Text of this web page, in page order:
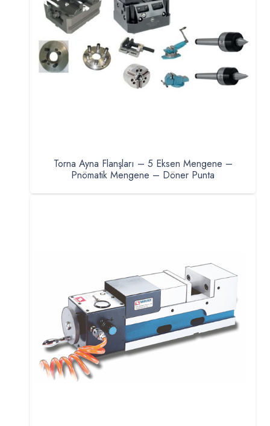
Torna Ayna Flanşları – 5 Eksen Mengene –
Pnömatik Mengene – Döner Punta